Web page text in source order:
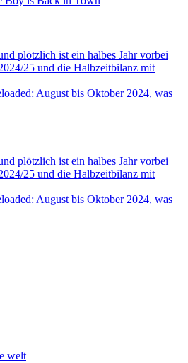
plötzlich ist ein halbes Jahr vorbei
25 und die Halbzeitbilanz mit
August bis Oktober 2024, was
plötzlich ist ein halbes Jahr vorbei
25 und die Halbzeitbilanz mit
August bis Oktober 2024, was
welt